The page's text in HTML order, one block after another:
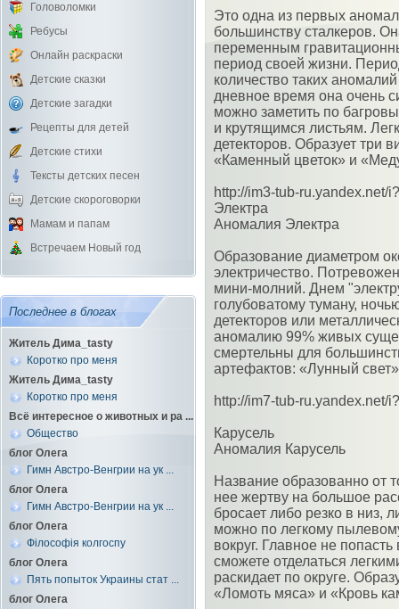
Головоломки
Ребусы
Онлайн раскраски
Детские сказки
Детские загадки
Рецепты для детей
Детские стихи
Тексты детских песен
Детские скороговорки
Мамам и папам
Встречаем Новый год
Последнее в блогах
Житель Дима_tasty
Коротко про меня
Житель Дима_tasty
Коротко про меня
Всё интересное о животных и ра ...
Общество
блог Олега
Гимн Австро-Венгрии на ук ...
блог Олега
Гимн Австро-Венгрии на ук ...
блог Олега
Філософія колгоспу
блог Олега
Пять попыток Украины стат ...
блог Олега
Это одна из первых
большинству сталкеров.
переменным
период своей жизни.
количество таких
дневное время она очень
можно заметить по
и крутящимся листьям.
детекторов. Образует три
«Каменный цветок» и
http://im3-tub-ru.yandex.net/
Электра
Аномалия Электра
Образование диаметром
электричество.
мини-молний. Днем
голубоватому туману,
детекторов или
аномалию 99% живых
смертельны для
артефактов: «Лунный
http://im7-tub-ru.yandex.net/
Карусель
Аномалия Карусель
Название образованно от
нее жертву на большое
бросает либо резко в низ,
можно по легкому
вокруг. Главное не
сможете отделаться
раскидает по округе.
«Ломоть мяса» и «Кровь